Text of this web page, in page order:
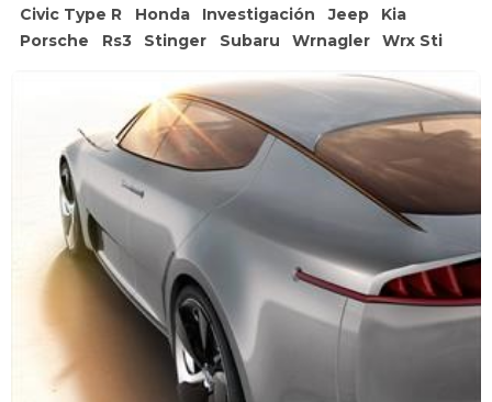
Civic Type R
Honda Investigación Jeep
Kia
Porsche
Rs3 Stinger Subaru Wrnagler Wrx Sti